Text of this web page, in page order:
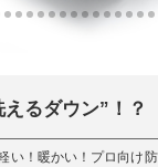
るダウン”！？
い！暖かい！プロ向け